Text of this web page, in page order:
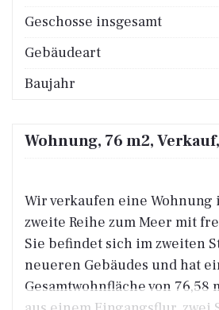
Geschosse insgesamt
Gebäudeart
Baujahr
Wohnung, 76 m2,
Wir verkaufen eine Wohnung
zweite Reihe zum Meer mit
Sie befindet sich im zweiten
neueren Gebäudes und hat
Gesamtwohnfläche von 76,58